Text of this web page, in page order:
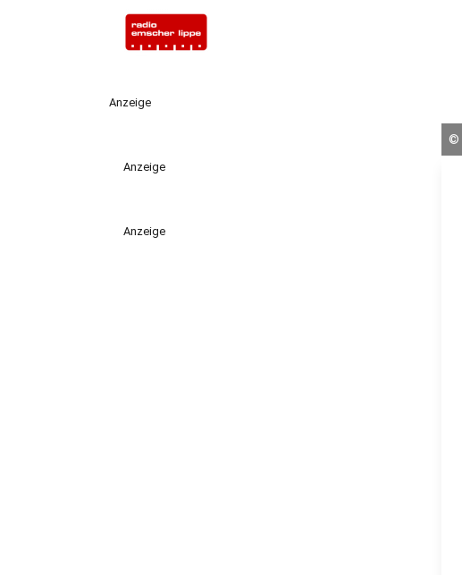
Anzeige
Anzeige
Anzeige
©